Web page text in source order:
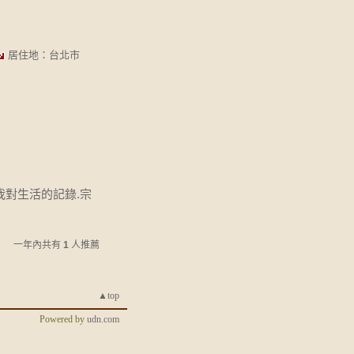
居住地：台北市
對生活的記錄.宗
一年內共有 1 人推薦
▲top
Powered by udn.com